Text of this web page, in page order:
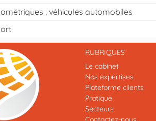
: véhicules automobiles
RUBRIQUES
Le cabinet
Nos expertises
Plateforme clients
Pratique
Secteurs